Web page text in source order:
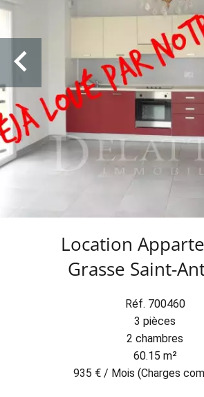
Location
Grasse Saint-
Réf. 700460
3 pièces
2 chambres
60.15 m²
935 € / Mois (Charges